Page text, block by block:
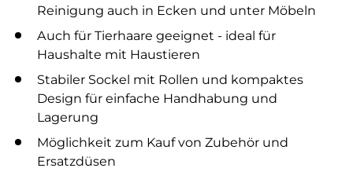
Reinigung auch in Ecken und unter Möbeln
Auch für Tierhaare geeignet - ideal für
Haushalte mit Haustieren
Stabiler Sockel mit Rollen und kompaktes
Design für einfache Handhabung und
Lagerung
Möglichkeit zum Kauf von Zubehör und
Ersatzdüsen